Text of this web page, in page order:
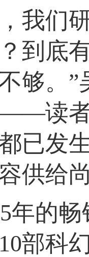
我们
到底
够。
读
已发
供给
年的
部科